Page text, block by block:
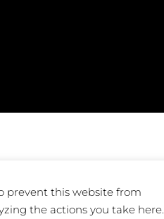
prevent this website from
the actions you take here.